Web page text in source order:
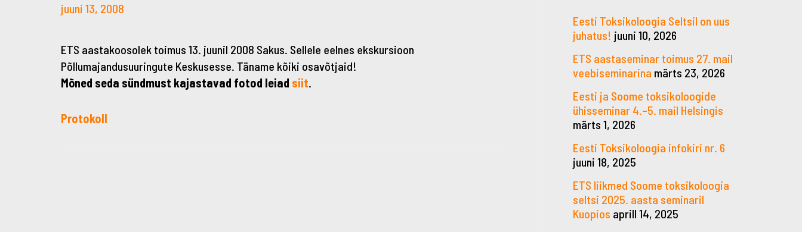
juuni 13, 2008
ETS aastakoosolek toimus 13. juunil 2008 Sakus. Sellele eelnes ekskursioon
Põllumajandusuuringute Keskusesse. Täname kõiki osavõtjaid!
Mõned seda sündmust kajastavad fotod leiad siit.
Protokoll
Eesti Toksikoloogia Seltsil on uus
juhatus! juuni 10, 2026
ETS aastaseminar toimus 27. mail
veebiseminarina märts 23, 2026
Eesti ja Soome toksikoloogide
ühisseminar 4.–5. mail Helsingis
märts 1, 2026
Eesti Toksikoloogia infokiri nr. 6
juuni 18, 2025
ETS liikmed Soome toksikoloogia
seltsi 2025. aasta seminaril
Kuopios aprill 14, 2025